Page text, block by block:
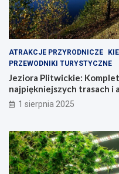
ATRAKCJE PRZYRODNICZE
PRZEWODNIKI TURYSTYCZNE
Jeziora Plitwickie:
najpiękniejszych trasach i
1 sierpnia 2025